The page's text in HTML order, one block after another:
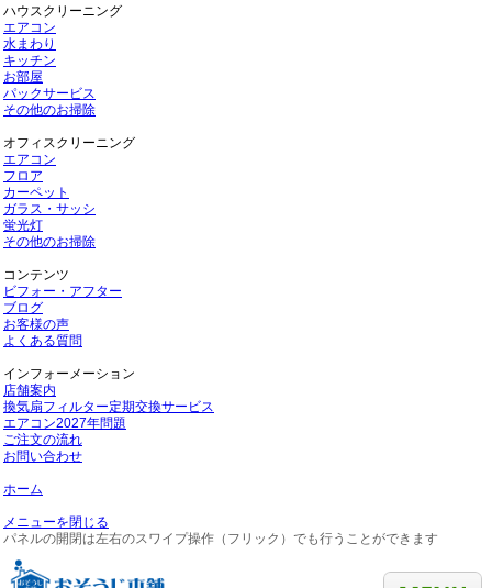
ハウスクリーニング
エアコン
水まわり
キッチン
お部屋
パックサービス
その他のお掃除
オフィスクリーニング
エアコン
フロア
カーペット
ガラス・サッシ
蛍光灯
その他のお掃除
コンテンツ
ビフォー・アフター
ブログ
お客様の声
よくある質問
インフォーメーション
店舗案内
換気扇フィルター定期交換サービス
エアコン2027年問題
ご注文の流れ
お問い合わせ
ホーム
メニューを閉じる
パネルの開閉は左右のスワイプ操作（フリック）でも行うことができます